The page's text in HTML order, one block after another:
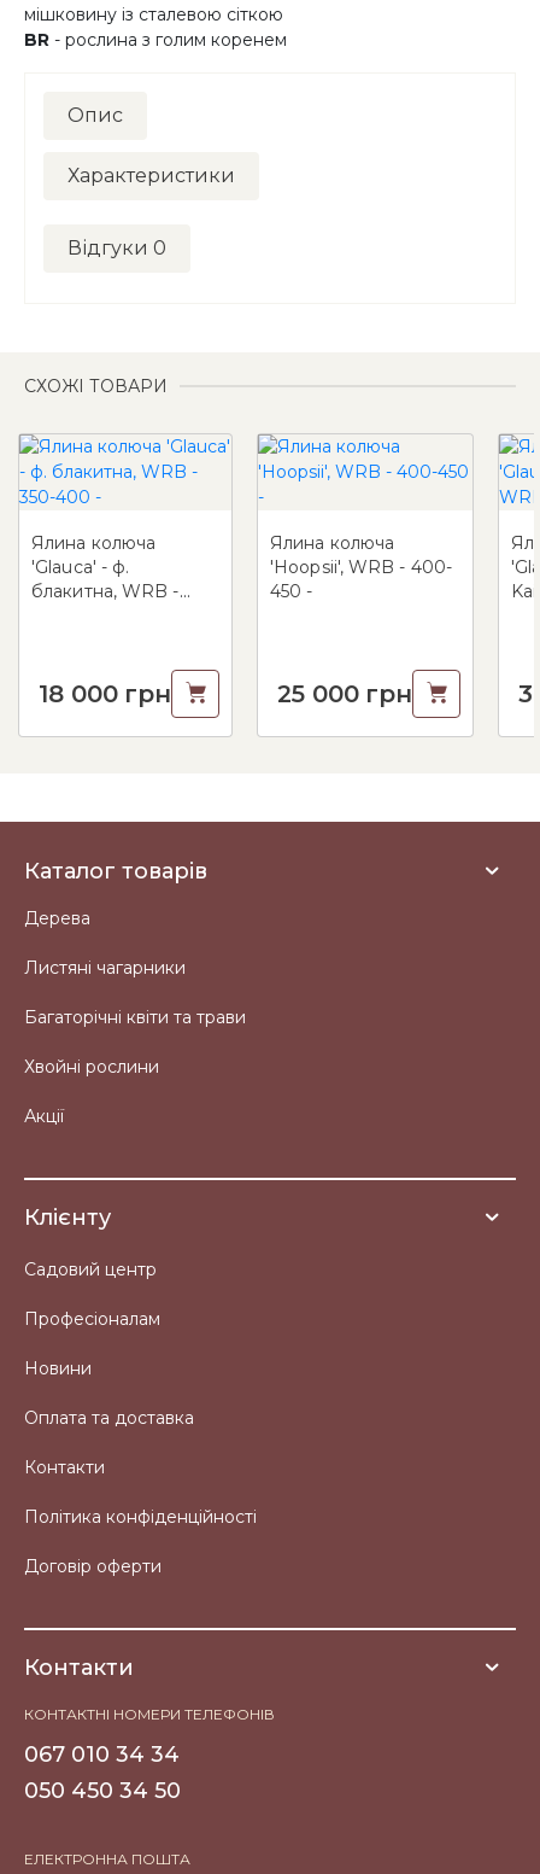
мішковину із сталевою сіткою
BR - рослина з голим коренем
Опис
Характеристики
Відгуки 0
СХОЖІ ТОВАРИ
Ялина колюча
'Glauca' - ф.
блакитна, WRB -
18 000 грн
Ялина колюча
'Hoopsii', WRB - 400-
450 -
25 000 грн 3
Каталог товарів
Дерева
Листяні чагарники
Багаторічні квіти та трави
Хвойні рослини
Акції
Клієнту
Садовий центр
Професіоналам
Новини
Оплата та доставка
Контакти
Політика конфіденційності
Договір оферти
Контакти
КОНТАКТНІ НОМЕРИ ТЕЛЕФОНІВ
067 010 34 34
050 450 34 50
ЕЛЕКТРОННА ПОШТА